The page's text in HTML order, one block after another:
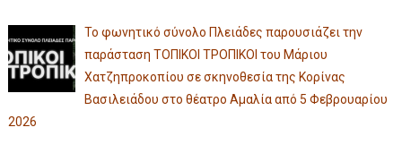
Το φωνητικό σύνολο Πλειάδες παρουσιάζει την
παράσταση ΤΟΠΙΚΟΙ ΤΡΟΠΙΚΟΙ του Μάριου
Χατζηπροκοπίου σε σκηνοθεσία της Κορίνας
Βασιλειάδου στο θέατρο Αμαλία από 5 Φεβρουαρίου
2026